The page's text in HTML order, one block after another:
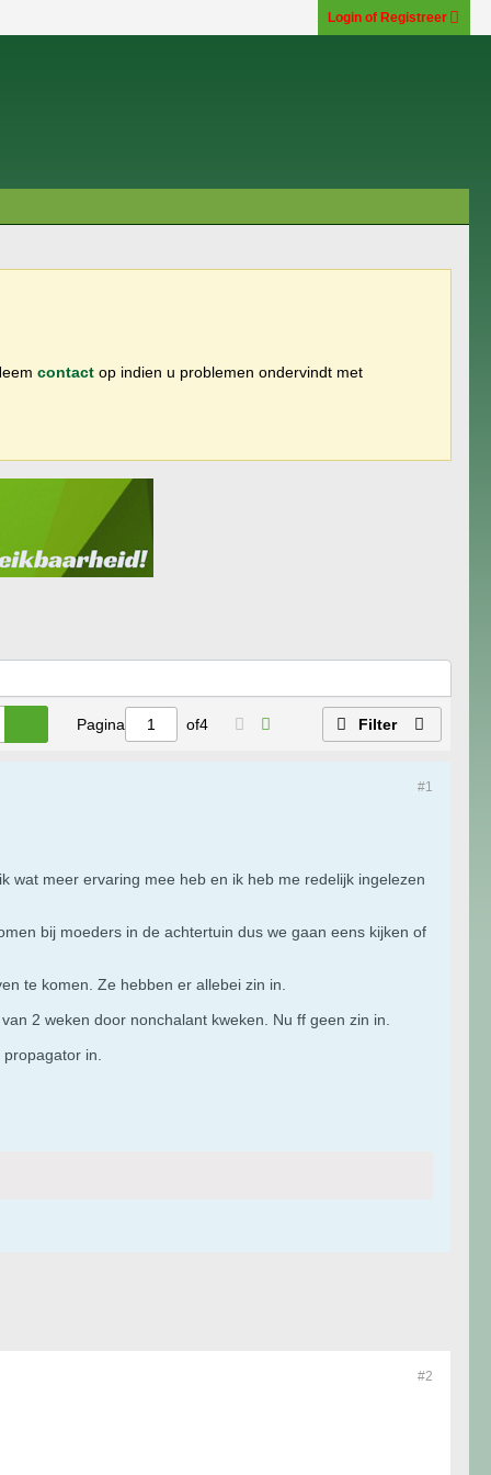
Login of Registreer
contact op indien u problemen ondervindt met
Pagina of4 Filter
#1
wat meer ervaring mee heb en ik heb me redelijk ingelezen
bij moeders in de achtertuin dus we gaan eens kijken of
te komen. Ze hebben er allebei zin in.
2 weken door nonchalant kweken. Nu ff geen zin in.
in.
#2